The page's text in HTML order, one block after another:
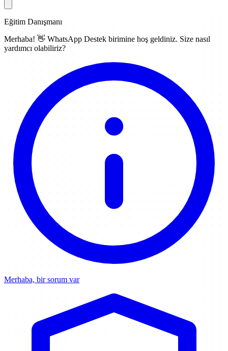
Eğitim Danışmanı
Merhaba! 👋 WhatsApp Destek birimine hoş geldiniz. Size nasıl
yardımcı olabiliriz?
Merhaba, bir sorum var